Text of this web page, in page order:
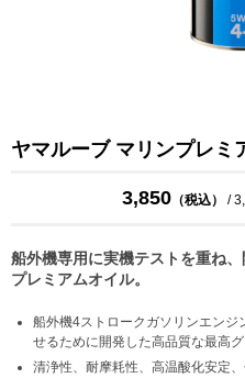
ヤマルーブ マリンプレミ
3,850（税込） /
船外機専用に実機テストを重ね
プレミアムオイル。
船外機4ストロークガソリンエンジ
せるために開発した高品質な最高グ
清浄性、耐摩耗性、高温酸化安定